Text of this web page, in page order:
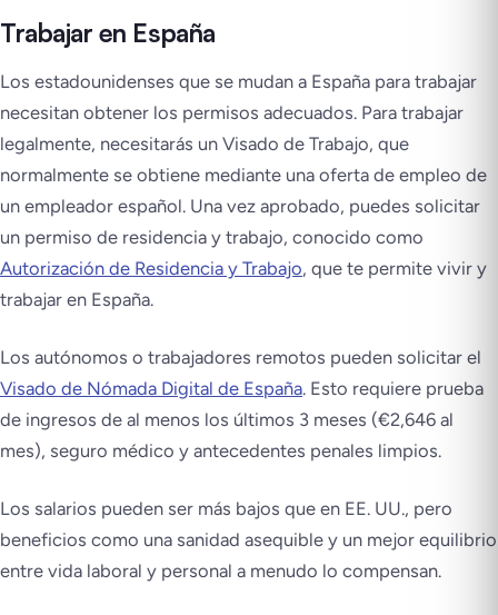
Trabajar en España
Los estadounidenses que se mudan a España para trabajar
necesitan obtener los permisos adecuados. Para trabajar
legalmente, necesitarás un Visado de Trabajo, que
normalmente se obtiene mediante una oferta de empleo de
un empleador español. Una vez aprobado, puedes solicitar
un permiso de residencia y trabajo, conocido como
Autorización de Residencia y Trabajo, que te permite vivir y
trabajar en España.
Los autónomos o trabajadores remotos pueden solicitar el
Visado de Nómada Digital de España. Esto requiere prueba
de ingresos de al menos los últimos 3 meses (€2,646 al
mes), seguro médico y antecedentes penales limpios.
Los salarios pueden ser más bajos que en EE. UU., pero
beneficios como una sanidad asequible y un mejor equilibrio
entre vida laboral y personal a menudo lo compensan.